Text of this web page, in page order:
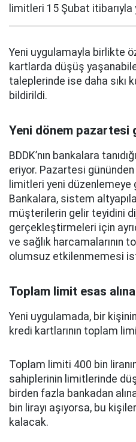
limitleri 15 Şubat
Yeni uygulamayla birlikte
kartlarda düşüş
taleplerinde ise daha sıkı
bildirildi.
Yeni dönem pazartesi
BDDK’nın bankalara
eriyor. Pazartesi
limitleri yeni düzenlemeye
Bankalara, sistem
müşterilerin gelir teyidini
gerçekleştirmeleri için
ve sağlık harcamalarının
olumsuz etkilenmemesi
Toplam limit esas
Yeni uygulamada, bir
kredi kartlarının toplam
Toplam limiti 400 bin
sahiplerinin limitlerinde
birden fazla bankadan
bin lirayı aşıyorsa, bu
kalacak.